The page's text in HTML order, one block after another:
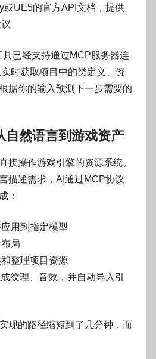
或UE5的官方API文档，提供
已经支持通过MCP服务器连
时获取项目中的类定义、资
据你的输入预测下一步需要的
自然语言到游戏资产
接操作游戏引擎的资源系统。
描述需求，AI通过MCP协议
：
用到指定模型
局
整理项目资源
纹理、音效，并自动导入引
现的路径缩短到了几分钟，而